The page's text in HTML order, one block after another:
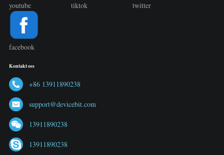
youtube tiktok twitter
facebook
Kontakt oss
+86 13911890238
support@devicebit.com
13911890238
13911890238